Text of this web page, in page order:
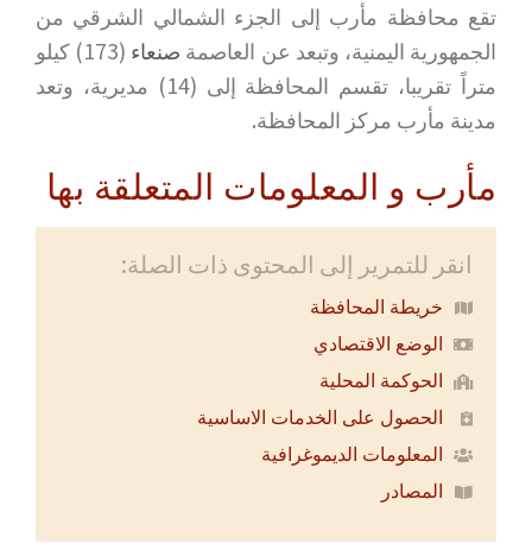
تقع محافظة مأرب إلى الجزء الشمالي الشرقي من
الجمهورية اليمنية، وتبعد عن العاصمة صنعاء
(173) كيلو
متراً تقريبا، تقسم المحافظة إلى (14) مديرية، وتعد
مدينة مأرب مركز المحافظة.
مأرب و المعلومات المتعلقة بها
انقر للتمرير إلى المحتوى ذات الصلة:
خريطة المحافظة
الوضع الاقتصادي
الحوكمة المحلية
الحصول على الخدمات الاساسية
‌المعلومات الديموغرافية
المصادر